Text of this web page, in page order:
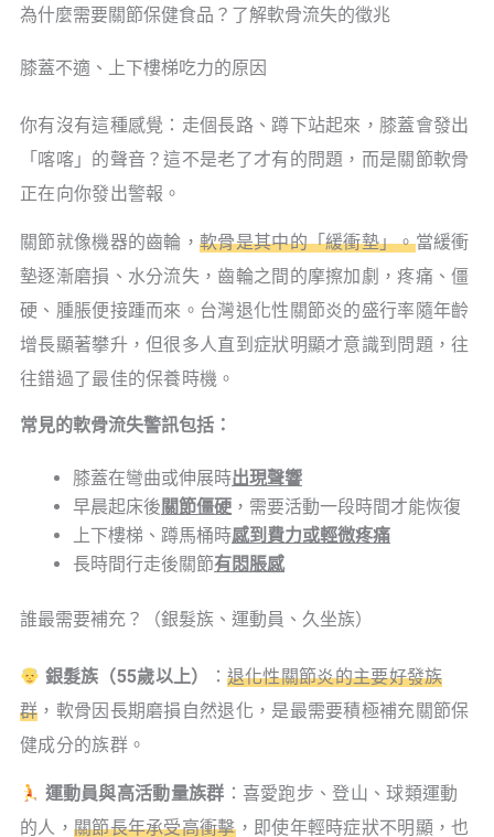
為什麼需要關節保健食品？了解軟骨流失的徵兆
膝蓋不適、上下樓梯吃力的原因
你有沒有這種感覺：走個長路、蹲下站起來，膝蓋會發出
「喀喀」的聲音？這不是老了才有的問題，而是關節軟骨
正在向你發出警報。
關節就像機器的齒輪，軟骨是其中的「緩衝墊」。當緩衝
墊逐漸磨損、水分流失，齒輪之間的摩擦加劇，疼痛、僵
硬、腫脹便接踵而來。台灣退化性關節炎的盛行率隨年齡
增長顯著攀升，但很多人直到症狀明顯才意識到問題，往
往錯過了最佳的保養時機。
常見的軟骨流失警訊包括：
膝蓋在彎曲或伸展時出現聲響
早晨起床後 關節僵硬 ，需要活動一段時間才能恢復
上下樓梯、蹲馬桶時感到費力或輕微疼痛
長時間行走後關節有悶脹感
誰最需要補充？（銀髮族、運動員、久坐族）
銀髮族（55歲以上） ： 退化性關節炎的主要好發族
群 ，軟骨因長期磨損自然退化，是最需要積極補充關節保
健成分的族群。
運動員與高活動量族群 ：喜愛跑步、登山、球類運動
的人， 關節長年承受高衝擊，即使年輕時症狀不明顯，也